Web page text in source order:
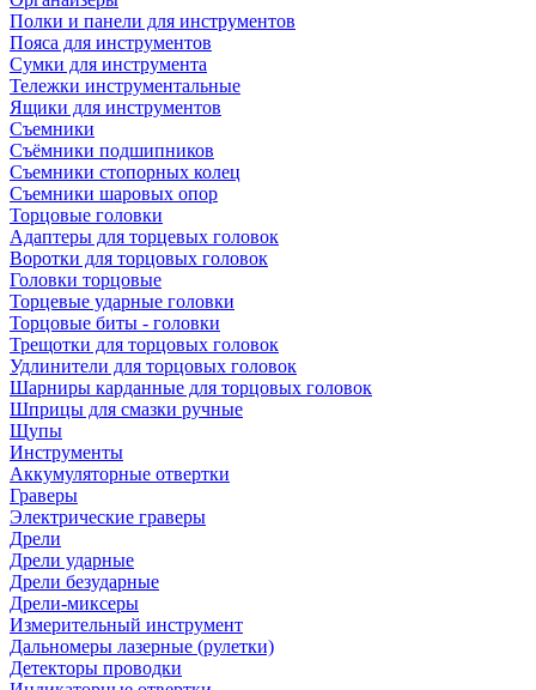
Полки и панели для инструментов
Пояса для инструментов
Сумки для инструмента
Тележки инструментальные
Ящики для инструментов
Съемники
Съёмники подшипников
Съемники стопорных колец
Съемники шаровых опор
Торцовые головки
Адаптеры для торцевых головок
Воротки для торцовых головок
Головки торцовые
Торцевые ударные головки
Торцовые биты - головки
Трещотки для торцовых головок
Удлинители для торцовых головок
Шарниры карданные для торцовых головок
Шприцы для смазки ручные
Щупы
Инструменты
Аккумуляторные отвертки
Граверы
Электрические граверы
Дрели
Дрели ударные
Дрели безударные
Дрели-миксеры
Измерительный инструмент
Дальномеры лазерные (рулетки)
Детекторы проводки